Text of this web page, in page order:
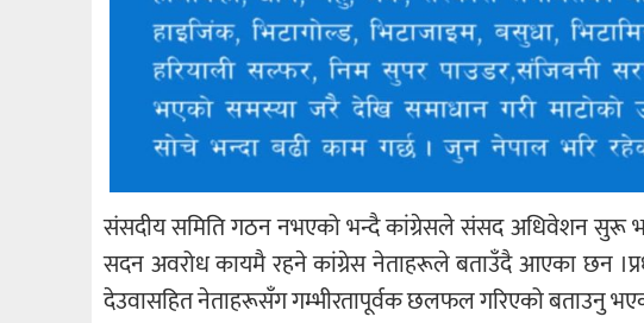
संसदीय समिति गठन नभएको भन्दै कांग्रेसले संसद अधिवेशन सुरू
सदन अवरोध कायमै रहने कांग्रेस नेताहरूले बताउँदै आएका छन
देउवासहित नेताहरूसँग गम्भीरतापूर्वक छलफल गरिएको बताउनु